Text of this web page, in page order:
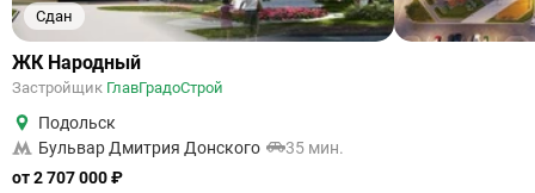
Сдан
ЖК Народный
Застройщик ГлавГрадоСтрой
Подольск
Бульвар Дмитрия Донского
35 мин.
от 2 707 000 ₽